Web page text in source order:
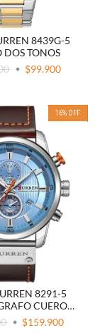
8439G-5
DOS TONOS
$99.900
16% OFF
8291-5
CUERO
$159.900